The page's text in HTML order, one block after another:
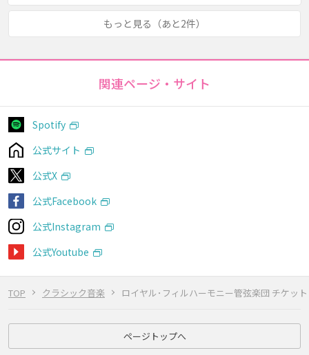
TOP クラシック音楽 ロイヤル･フィルハーモニー管弦楽団 チケット
もっと見る（あと2件）
関連ページ・サイト
Spotify
公式サイト
公式X
公式Facebook
公式Instagram
公式Youtube
ページトップへ